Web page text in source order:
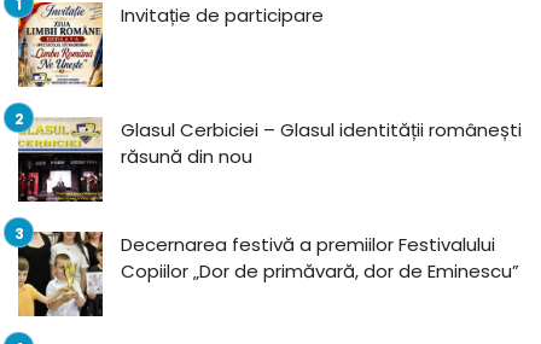
Invitație de participare
Glasul Cerbiciei – Glasul identității românești
răsună din nou
Decernarea festivă a premiilor Festivalului
Copiilor „Dor de primăvară, dor de Eminescu”